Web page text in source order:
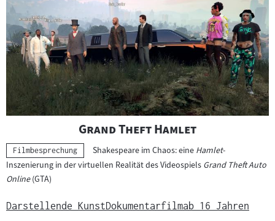
"
Grand Theft Hamlet"
Kategorie:
Filmbesprechung Shakespeare im Chaos: eine Hamlet-
Inszenierung in der virtuellen Realität des Videospiels Grand Theft Auto
Online(GTA)
Darstellende KunstDokumentarfilmab 16 Jahren